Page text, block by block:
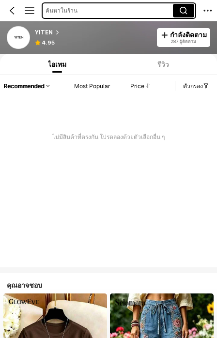
ค้นหาในร้าน
YITEN
4.95
กำลังติดตาม
287 ผู้ติดตาม
ไอเทม รีวิว
Recommended Most Popular Price ตัวกรอง
ไม่มีสินค้าที่ตรงกัน โปรดลองด้วยตัวเลือกอื่น ๆ
คุณอาจชอบ